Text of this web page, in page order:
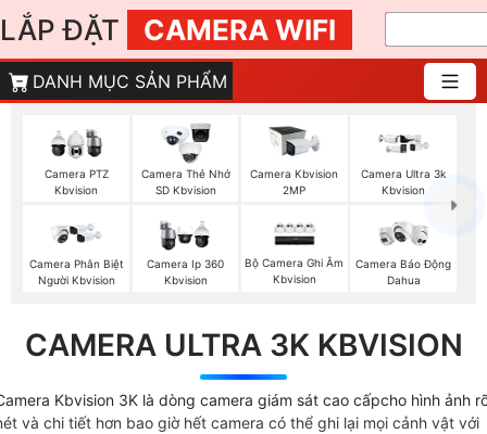
LẮP ĐẶT CAMERA WIFI
DANH MỤC SẢN PHẨM
Camera PTZ
Kbvision
Camera Thẻ Nhớ
SD Kbvision
Camera Kbvision
2MP
Camera Ultra 3k
Kbvision
Camera Phân Biệt
Người Kbvision
Camera Ip 360
Kbvision
Bộ Camera Ghi Âm
Kbvision
Camera Báo Động
Dahua
CAMERA ULTRA 3K KBVISION
Kbvision 3K là dòng camera giám sát cao cấpcho hình ảnh
và chi tiết hơn bao giờ hết camera có thể ghi lại mọi cảnh vật với